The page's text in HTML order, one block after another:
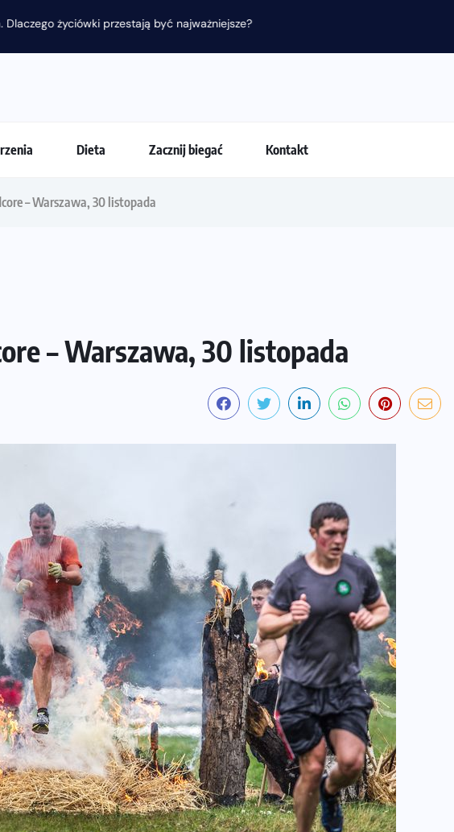
życiówki przestają być najważniejsze?
Dieta Zacznij biegać Kontakt
– Warszawa, 30 listopada
– Warszawa, 30 listopada